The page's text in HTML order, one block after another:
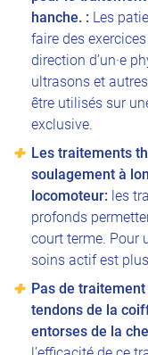
hanche. : Les
faire des
direction d’un·e
ultrasons et
être utilisés sur
exclusive.
Les traitements
soulagement à
locomoteur: les
profonds
court terme. Pour
soins actif est
Pas de
tendons de la
entorses de la